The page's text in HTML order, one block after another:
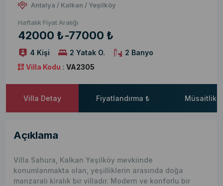
Antalya / Kalkan / Yeşilköy
Haftalık Fiyat Aralığı
42000 ₺-77000 ₺
4 Kişi 2 Yatak O.
2 Banyo
Villa Kodu : VA2305
Villa Detay Fiyatlandırma ₺ Müsaitlik
Açıklama
Villa Sahura, Kalkan Yeşilköy mevkiinde
konumlanmakta olan, yeşilliklerin arasında doğa
manzaralı kiralık bir villadır. Modern ve konforlu bir